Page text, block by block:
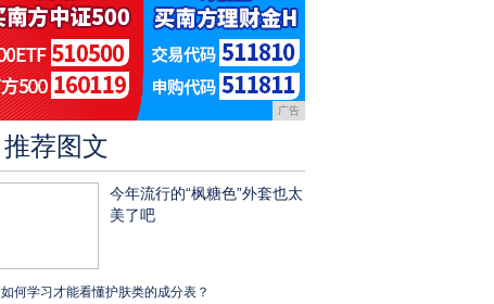
广告
推荐图文
今年流行的“枫糖色”外套也太
美了吧
如何学习才能看懂护肤类的成分表？